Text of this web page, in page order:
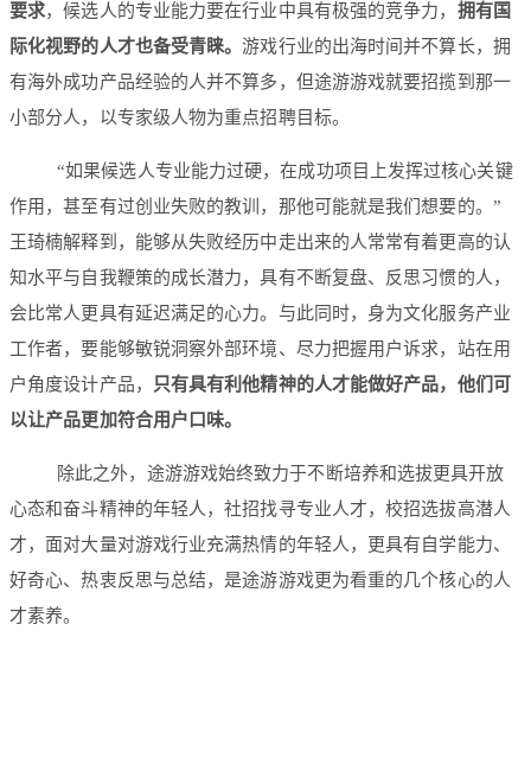
要求，候选人的专业能力要在行业中具有极强的竞争力， 拥有国
际化视野的人才也备受青睐。游戏行业的出海时间并不算长，拥
有海外成功产品经验的人并不算多，但途游游戏就要招揽到那一
小部分人，以专家级人物为重点招聘目标。
“如果候选人专业能力过硬，在成功项目上发挥过核心关键
作用，甚至有过创业失败的教训，那他可能就是我们想要的。”
王琦楠解释到，能够从失败经历中走出来的人常常有着更高的认
知水平与自我鞭策的成长潜力，具有不断复盘、反思习惯的人，
会比常人更具有延迟满足的心力。与此同时，身为文化服务产业
工作者，要能够敏锐洞察外部环境、尽力把握用户诉求，站在用
户角度设计产品，
只有具有利他精神的人才能做好产品，他们可
以让产品更加符合用户口味。
除此之外，途游游戏始终致力于不断培养和选拔更具开放
心态和奋斗精神的年轻人，社招找寻专业人才，校招选拔高潜人
才，面对大量对游戏行业充满热情的年轻人，更具有自学能力、
好奇心、热衷反思与总结，是途游游戏更为看重的几个核心的人
才素养。